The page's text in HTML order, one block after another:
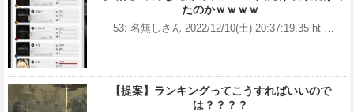
たのかｗｗｗｗ
53: 名無しさん 2022/12/10(土) 20:37:19.35 ht …
【提案】ランキングってこうすればいいので
は？？？？